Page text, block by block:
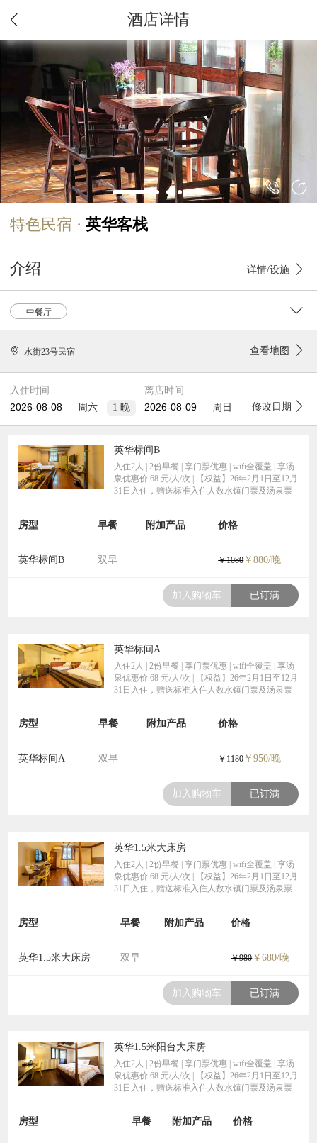
酒店详情
特色民宿 ·英华客栈
介绍 详情/设施
中餐厅
水街23号民宿 查看地图
入住时间
周六
1 晚
离店时间
周日
修改日期
英华标间B
入住2人 | 2份早餐 | 享门票优惠 | wifi全覆盖 | 享汤
泉优惠价 68 元/人/次 | 【权益】26年2月1日至12月
31日入住，赠送标准入住人数水镇门票及汤泉票
房型 早餐 附加产品 价格
英华标间B 双早 ￥1080￥880/晚
加入购物车 已订满
英华标间A
入住2人 | 2份早餐 | 享门票优惠 | wifi全覆盖 | 享汤
泉优惠价 68 元/人/次 | 【权益】26年2月1日至12月
31日入住，赠送标准入住人数水镇门票及汤泉票
房型 早餐 附加产品 价格
英华标间A 双早 ￥1180￥950/晚
加入购物车 已订满
英华1.5米大床房
入住2人 | 2份早餐 | 享门票优惠 | wifi全覆盖 | 享汤
泉优惠价 68 元/人/次 | 【权益】26年2月1日至12月
31日入住，赠送标准入住人数水镇门票及汤泉票
房型 早餐 附加产品 价格
英华1.5米大床房 双早 ￥980￥680/晚
加入购物车 已订满
英华1.5米阳台大床房
入住2人 | 2份早餐 | 享门票优惠 | wifi全覆盖 | 享汤
泉优惠价 68 元/人/次 | 【权益】26年2月1日至12月
31日入住，赠送标准入住人数水镇门票及汤泉票
房型 早餐 附加产品 价格